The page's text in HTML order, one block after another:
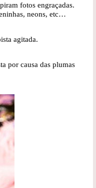
fotos engraçadas.
neons, etc…
agitada.
por causa das plumas